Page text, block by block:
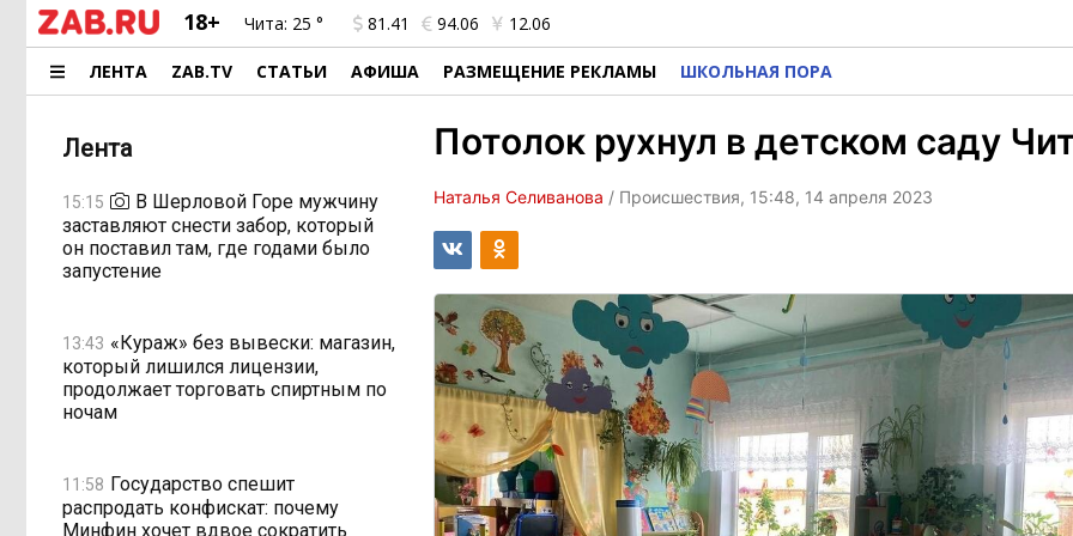
18+ Чита: 25 ° 81.41 94.06 12.06
ЛЕНТА ZAB.TV СТАТЬИ АФИША РАЗМЕЩЕНИЕ РЕКЛАМЫ ШКОЛЬНАЯ ПОРА
Лента
15:15
В Шерловой Горе мужчину
заставляют снести забор, который
он поставил там, где годами было
запустение
13:43 «Кураж» без вывески: магазин,
который лишился лицензии,
продолжает торговать спиртным по
ночам
11:58 Государство спешит
распродать конфискат: почему
Минфин хочет вдвое сократить
Потолок рухнул в детском саду
Наталья Селиванова / Происшествия, 15:48, 14 апреля 2023